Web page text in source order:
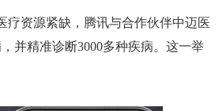
疗资源紧缺，腾讯与合作伙伴中迈医
并精准诊断3000多种疾病。这一举